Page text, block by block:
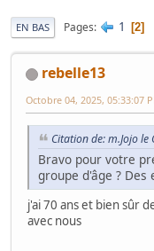
EN BAS Pages 1 2
rebelle13
Octobre 04, 2025, 05:33:07
Citation de: m.Jojo
Bravo pour votre
groupe d'âge ?
j'ai 70 ans et bien sûr
avec nous